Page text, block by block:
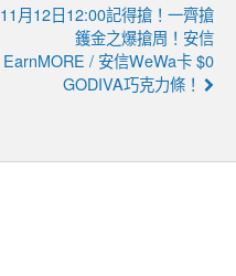
11月12日12:00記得搶！一齊搶
鑊金之爆搶周！安信
EarnMORE / 安信WeWa卡 $0
GODIVA巧克力條！